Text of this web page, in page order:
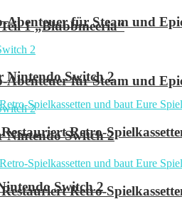
für Steam und
Nintendo Switch 2
Retro-
Switch 2
1 „Blubbmeeria“
für Steam und
Nintendo Switch 2
Retro-